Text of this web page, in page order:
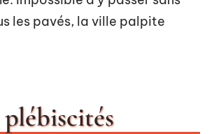
les pavés, la ville palpite